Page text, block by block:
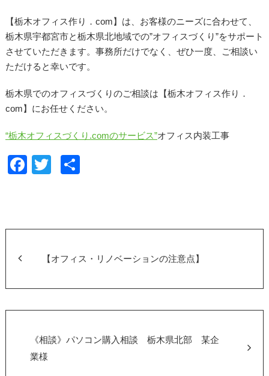
【栃木オフィス作り．com】は、お客様のニーズに合わせて、
栃木県宇都宮市と栃木県北地域での”オフィスづくり”をサポート
させていただきます。事務所だけでなく、ぜひ一度、ご相談い
ただけると幸いです。
栃木県でのオフィスづくりのご相談は【栃木オフィス作り．
com】にお任せください。
“栃木オフィスづくり.comのサービス”オフィス内装工事
F
【オフィス・リノベーションの注意点】
《相談》パソコン購入相談 栃木県北部 某企
業様